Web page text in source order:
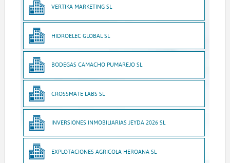
VERTIKA MARKETING SL
HIDROELEC GLOBAL SL
BODEGAS CAMACHO PUMAREJO SL
CROSSMATE LABS SL
INVERSIONES INMOBILIARIAS JEYDA 2026 SL
EXPLOTACIONES AGRICOLA HEROANA SL